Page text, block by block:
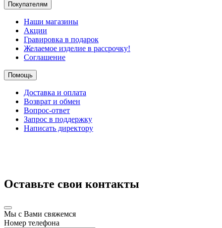
Покупателям
Наши магазины
Акции
Гравировка в подарок
Желаемое изделие в рассрочку!
Соглашение
Помощь
Доставка и оплата
Возврат и обмен
Вопрос-ответ
Запрос в поддержку
Написать директору
Оставьте свои контакты
Мы с Вами свяжемся
Номер телефона